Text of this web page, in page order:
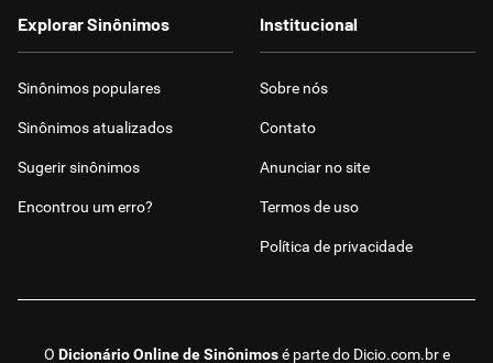
O Dicionário Online de Sinônimosé parte do Dicio.com.bre
Explorar Sinônimos
Sinônimos populares
Sinônimos atualizados
Sugerir sinônimos
Encontrou um erro?
Institucional
Sobre nós
Contato
Anunciar no site
Termos de uso
Política de privacidade